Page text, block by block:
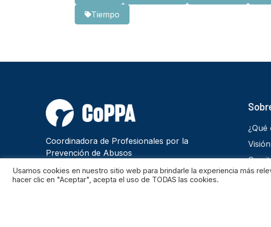
Tiempo
Coordinadora de Profesionales por la
Prevención de Abusos
¿Qué
Usamos cookies en nuestro sitio web para brindarle la experiencia más
hacer clic en "Aceptar", acepta el uso de TODAS las cookies.